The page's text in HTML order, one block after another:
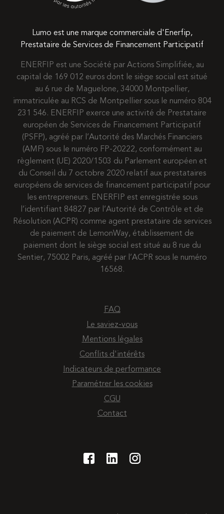
Lumo est une marque commerciale d'Enerfip,
Prestataire de Services de Financement Participatif
ENERFIP est une Société par Actions Simplifiée, au
capital de 169 012 euros dont le siège social est situé
au 6 rue de Maguelone, 34000 Montpellier,
immatriculée au RCS de Montpellier sous le numéro 804
231 546. ENERFIP exerce une activité de Prestataire
européen de Services de Financement Participatif
(PSFP), agréé par l’Autorité des Marchés Financiers
(AMF) sous le numéro FP-20222, conformément au
règlement (UE) 2020/1503 du Parlement européen et
du Conseil du 7 octobre 2020 relatif aux prestataires
européens de services de financement participatif pour
les entrepreneurs. ENERFIP est enregistrée sous
l’identifiant 84827 par l’Autorité de Contrôle et de
Résolution (ACPR) comme agent prestataire de services
de paiement de LemonWay, établissement de
paiement dont le siège social est situé au 8 rue du
Sentier, 75002 Paris, agréé par l’ACPR sous le numéro
16568.
FAQ
Le saviez-vous
Mentions légales
Conflits d'intérêts
Indicateurs de performance
Paramétrer les cookies
CGU
Contact